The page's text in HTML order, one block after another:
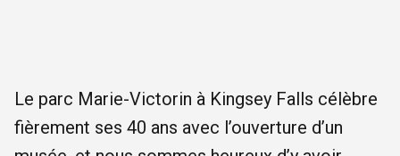
Le parc Marie-Victorin à Kingsey Falls célèbre
fièrement ses 40 ans avec l’ouverture d’un